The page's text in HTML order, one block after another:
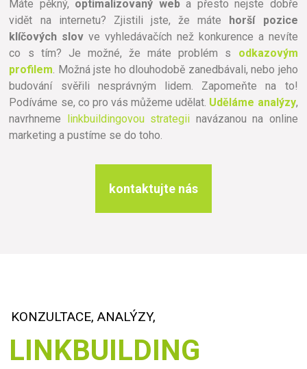
Máte pěkný, optimalizovaný weba přesto nejste dobře
vidět na internetu? Zjistili jste, že máte horší pozice
klíčových slov ve vyhledávačích než konkurence a nevíte
co s tím? Je možné, že máte problém s odkazovým
profilem . Možná jste ho dlouhodobě zanedbávali, nebo jeho
budování svěřili nesprávným lidem. Zapomeňte na to!
Podíváme se, co pro vás můžeme udělat. Uděláme analýzy,
navrhneme linkbuildingovou strategii navázanou na online
marketing a pustíme se do toho.
kontaktujte nás
KONZULTACE, ANALÝZY,
LINKBUILDING